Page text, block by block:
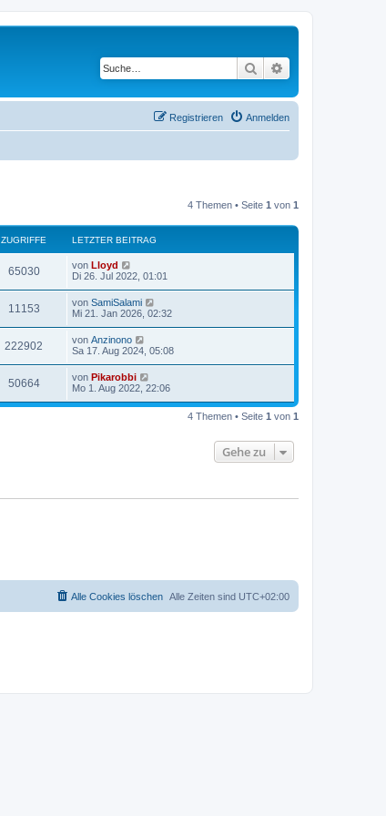
Suche
Anmelden
Registrieren
4 Themen • Seite 1 von 1
ZUGRIFFE LETZTER BEITRAG
65030 von Lloyd
Di 26. Jul 2022, 01:01
11153 von SamiSalami
Mi 21. Jan 2026, 02:32
222902 von Anzinono
Sa 17. Aug 2024, 05:08
50664 von Pikarobbi
Mo 1. Aug 2022, 22:06
4 Themen • Seite 1 von 1
Gehe zu
Alle Zeiten sind UTC+02:00
Alle Cookies löschen